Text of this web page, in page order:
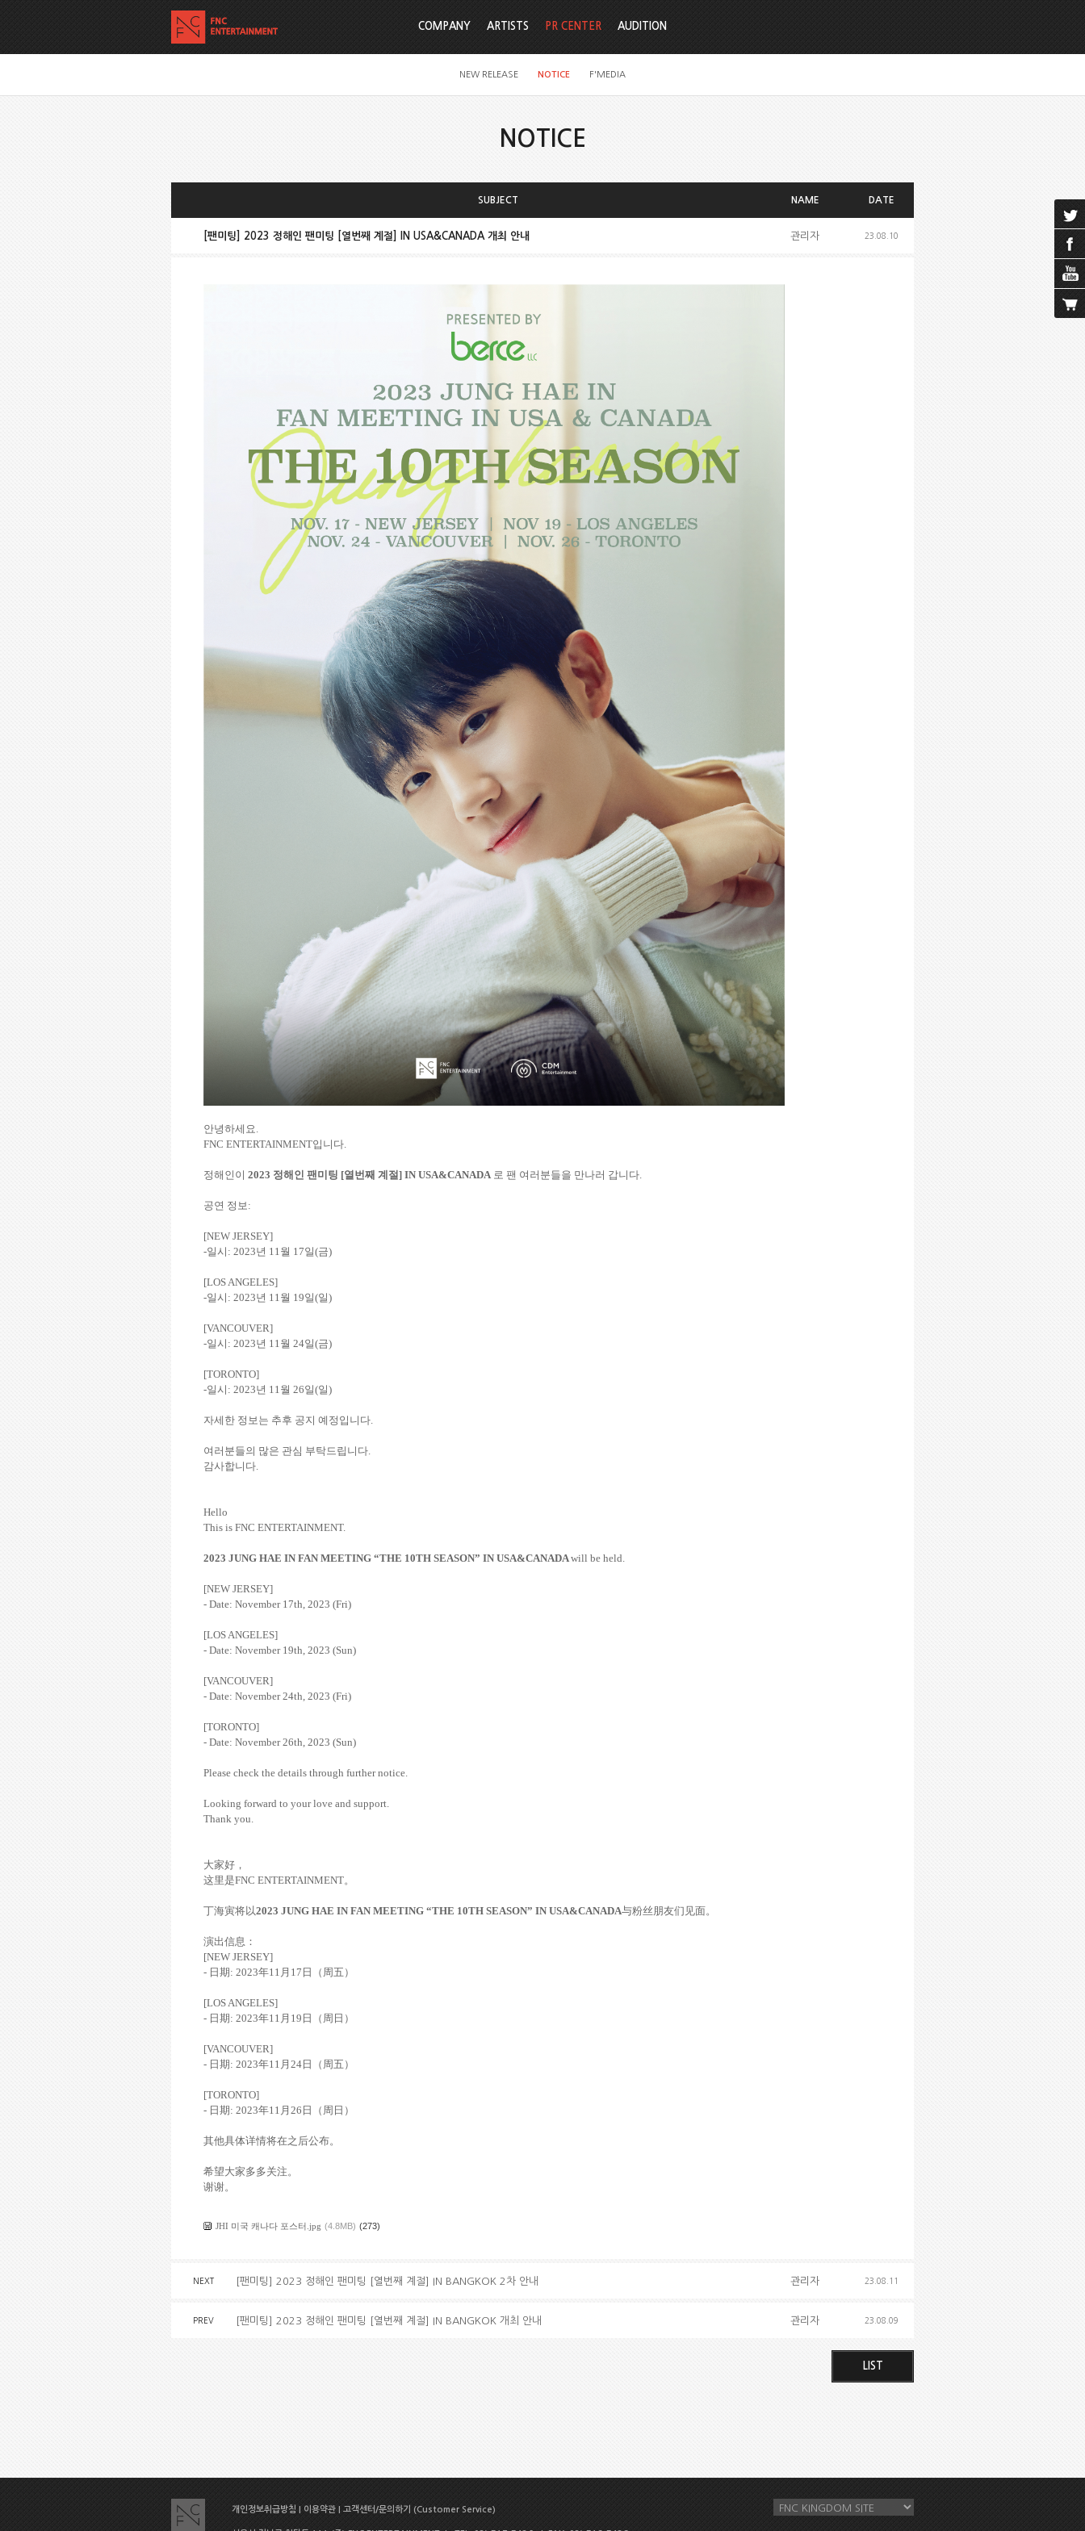
COMPANY ARTISTS PR CENTER
NEW RELEASE NOTICE F'MEDIA
AUDITION
NOTICE
SUBJECT NAME DATE
[팬미팅] 2023 정해인 팬미팅 [열번째 계절] IN USA&CANADA 개최 안내 관리자 23.08.10
안녕하세요.
FNC ENTERTAINMENT입니다.
정해인이 2023 정해인 팬미팅 [열번째 계절] IN USA&CANADA 로 팬 여러분들을 만나러 갑니다.
공연 정보:
[NEW JERSEY]
-일시: 2023년 11월 17일(금)
[LOS ANGELES]
-일시: 2023년 11월 19일(일)
[VANCOUVER]
-일시: 2023년 11월 24일(금)
[TORONTO]
-일시: 2023년 11월 26일(일)
자세한 정보는 추후 공지 예정입니다.
여러분들의 많은 관심 부탁드립니다.
감사합니다.
Hello
This is FNC ENTERTAINMENT.
2023 JUNG HAE IN FAN MEETING “THE 10TH SEASON” IN USA&CANADAwill be held.
[NEW JERSEY]
- Date: November 17th, 2023 (Fri)
[LOS ANGELES]
- Date: November 19th, 2023 (Sun)
[VANCOUVER]
- Date: November 24th, 2023 (Fri)
[TORONTO]
- Date: November 26th, 2023 (Sun)
Please check the details through further notice.
Looking forward to your love and support.
Thank you.
大家好，
这里是FNC ENTERTAINMENT。
丁海寅将以2023 JUNG HAE IN FAN MEETING “THE 10TH SEASON” IN USA&CANADA与粉丝朋友们见面。
演出信息：
[NEW JERSEY]
- 日期: 2023年11月17日（周五）
[LOS ANGELES]
- 日期: 2023年11月19日（周日）
[VANCOUVER]
- 日期: 2023年11月24日（周五）
[TORONTO]
- 日期: 2023年11月26日（周日）
其他具体详情将在之后公布。
希望大家多多关注。
谢谢。
JHI 미국 캐나다 포스터.jpg (4.8MB) (273)
NEXT [팬미팅] 2023 정해인 팬미팅 [열번째 계절] IN BANGKOK 2차 안내 관리자 23.08.11
PREV [팬미팅] 2023 정해인 팬미팅 [열번째 계절] IN BANGKOK 개최 안내 관리자 23.08.09
LIST
개인정보취급방침 이용약관 고객센터/문의하기 (Customer Service)